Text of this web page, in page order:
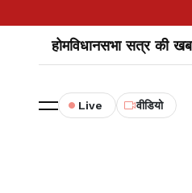
होमविधानसभा सत्र की
Live वीडियो